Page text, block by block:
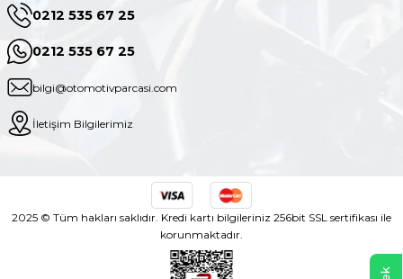
0212 535 67 25
0212 535 67 25
bilgi@otomotivparcasi.com
İletişim Bilgilerimiz
2025 © Tüm hakları saklıdır. Kredi kartı bilgileriniz 256bit SSL sertifikası ile
korunmaktadır.